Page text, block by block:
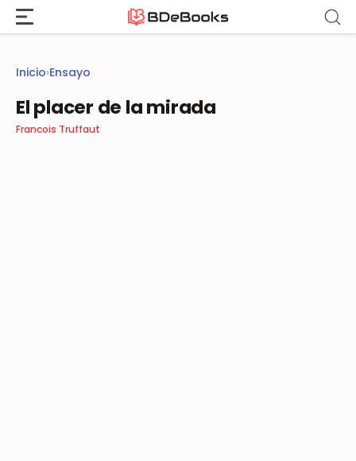
Saltar
contenido
Inicio›Ensayo
El placer de la mirada
Francois Truffaut